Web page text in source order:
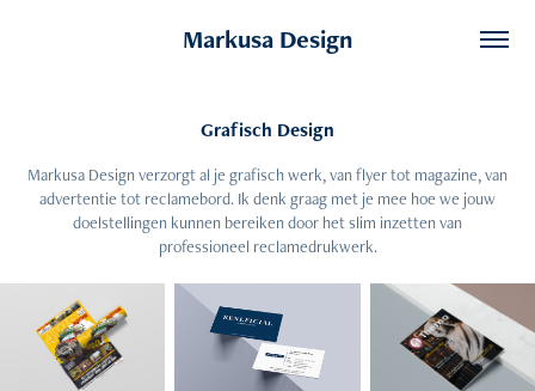
Markusa Design
Grafisch Design
Markusa Design verzorgt al je grafisch werk, van flyer tot magazine, van
advertentie tot reclamebord. Ik denk graag met je mee hoe we jouw
doelstellingen kunnen bereiken door het slim inzetten van
professioneel reclamedrukwerk.